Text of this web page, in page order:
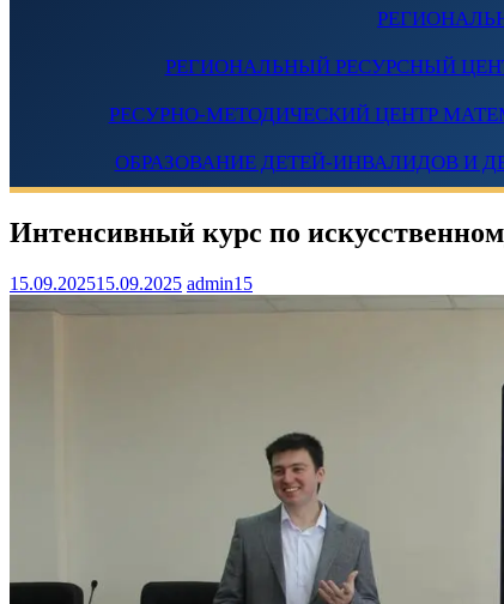
РЕГИОНАЛЬНЫЙ РЕСУРСНЫЙ
РЕСУРНО-МЕТОДИЧЕСКИЙ ЦЕНТР
ОБРАЗОВАНИЕ ДЕТЕЙ-ИНВАЛИДОВ И
Интенсивный курс по
15.09.202515.09.2025 admin15